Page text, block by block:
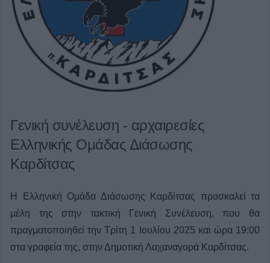
Γενική συνέλευση - αρχαιρεσίες
Ελληνικής Ομάδας Διάσωσης
Καρδίτσας
Η Ελληνική Ομάδα Διάσωσης Καρδίτσας προσκαλεί τα
μέλη της στην τακτική Γενική Συνέλευση, που θα
πραγματοποιηθεί την Τρίτη 1 Ιουλίου 2025 και ώρα 19:00
στα γραφεία της, στην Δημοτική Λαχαναγορά Καρδίτσας.